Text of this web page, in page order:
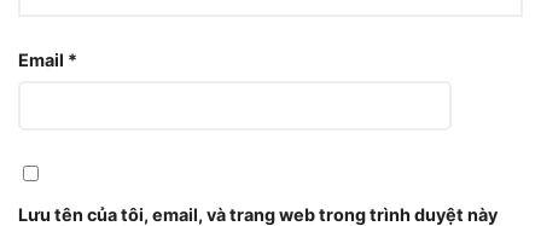
Email *
Lưu tên của tôi, email, và trang web trong trình duyệt này